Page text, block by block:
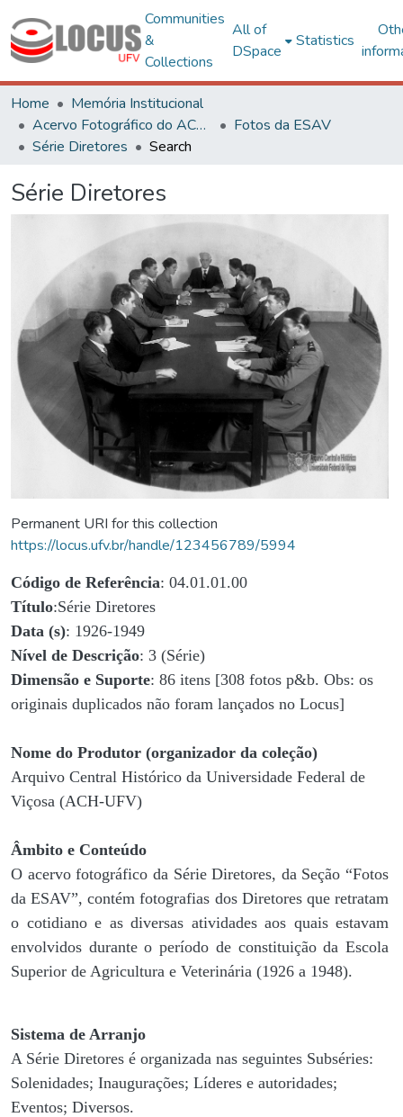
Communities
&
Collections
All of
DSpace
Statistics
Home
Memória Institucional
Acervo Fotográfico do ACH-UFV
Fotos da ESAV
Série Diretores
Search
Série Diretores
Permanent URI for this collection
https://locus.ufv.br/handle/123456789/5994
Código de Referência: 04.01.01.00
Título:Série Diretores
Data (s): 1926-1949
Nível de Descrição: 3 (Série)
Dimensão e Suporte: 86 itens [308 fotos p&b. Obs: os
originais duplicados não foram lançados no Locus]
Nome do Produtor (organizador da coleção)
Arquivo Central Histórico da Universidade Federal de
Viçosa (ACH-UFV)
Âmbito e Conteúdo
O acervo fotográfico da Série Diretores, da Seção “Fotos
da ESAV”, contém fotografias dos Diretores que retratam
o cotidiano e as diversas atividades aos quais estavam
envolvidos durante o período de constituição da Escola
Superior de Agricultura e Veterinária (1926 a 1948).
Sistema de Arranjo
A Série Diretores é organizada nas seguintes Subséries:
Solenidades; Inaugurações; Líderes e autoridades;
Eventos; Diversos.